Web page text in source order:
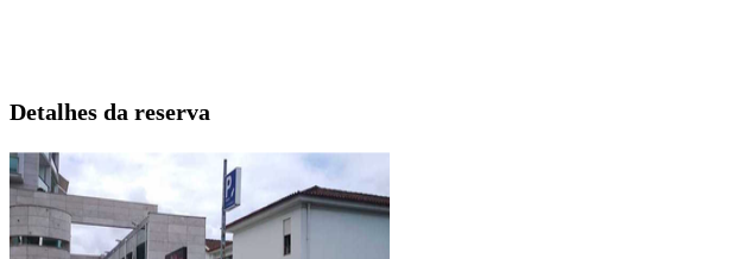
Detalhes da reserva